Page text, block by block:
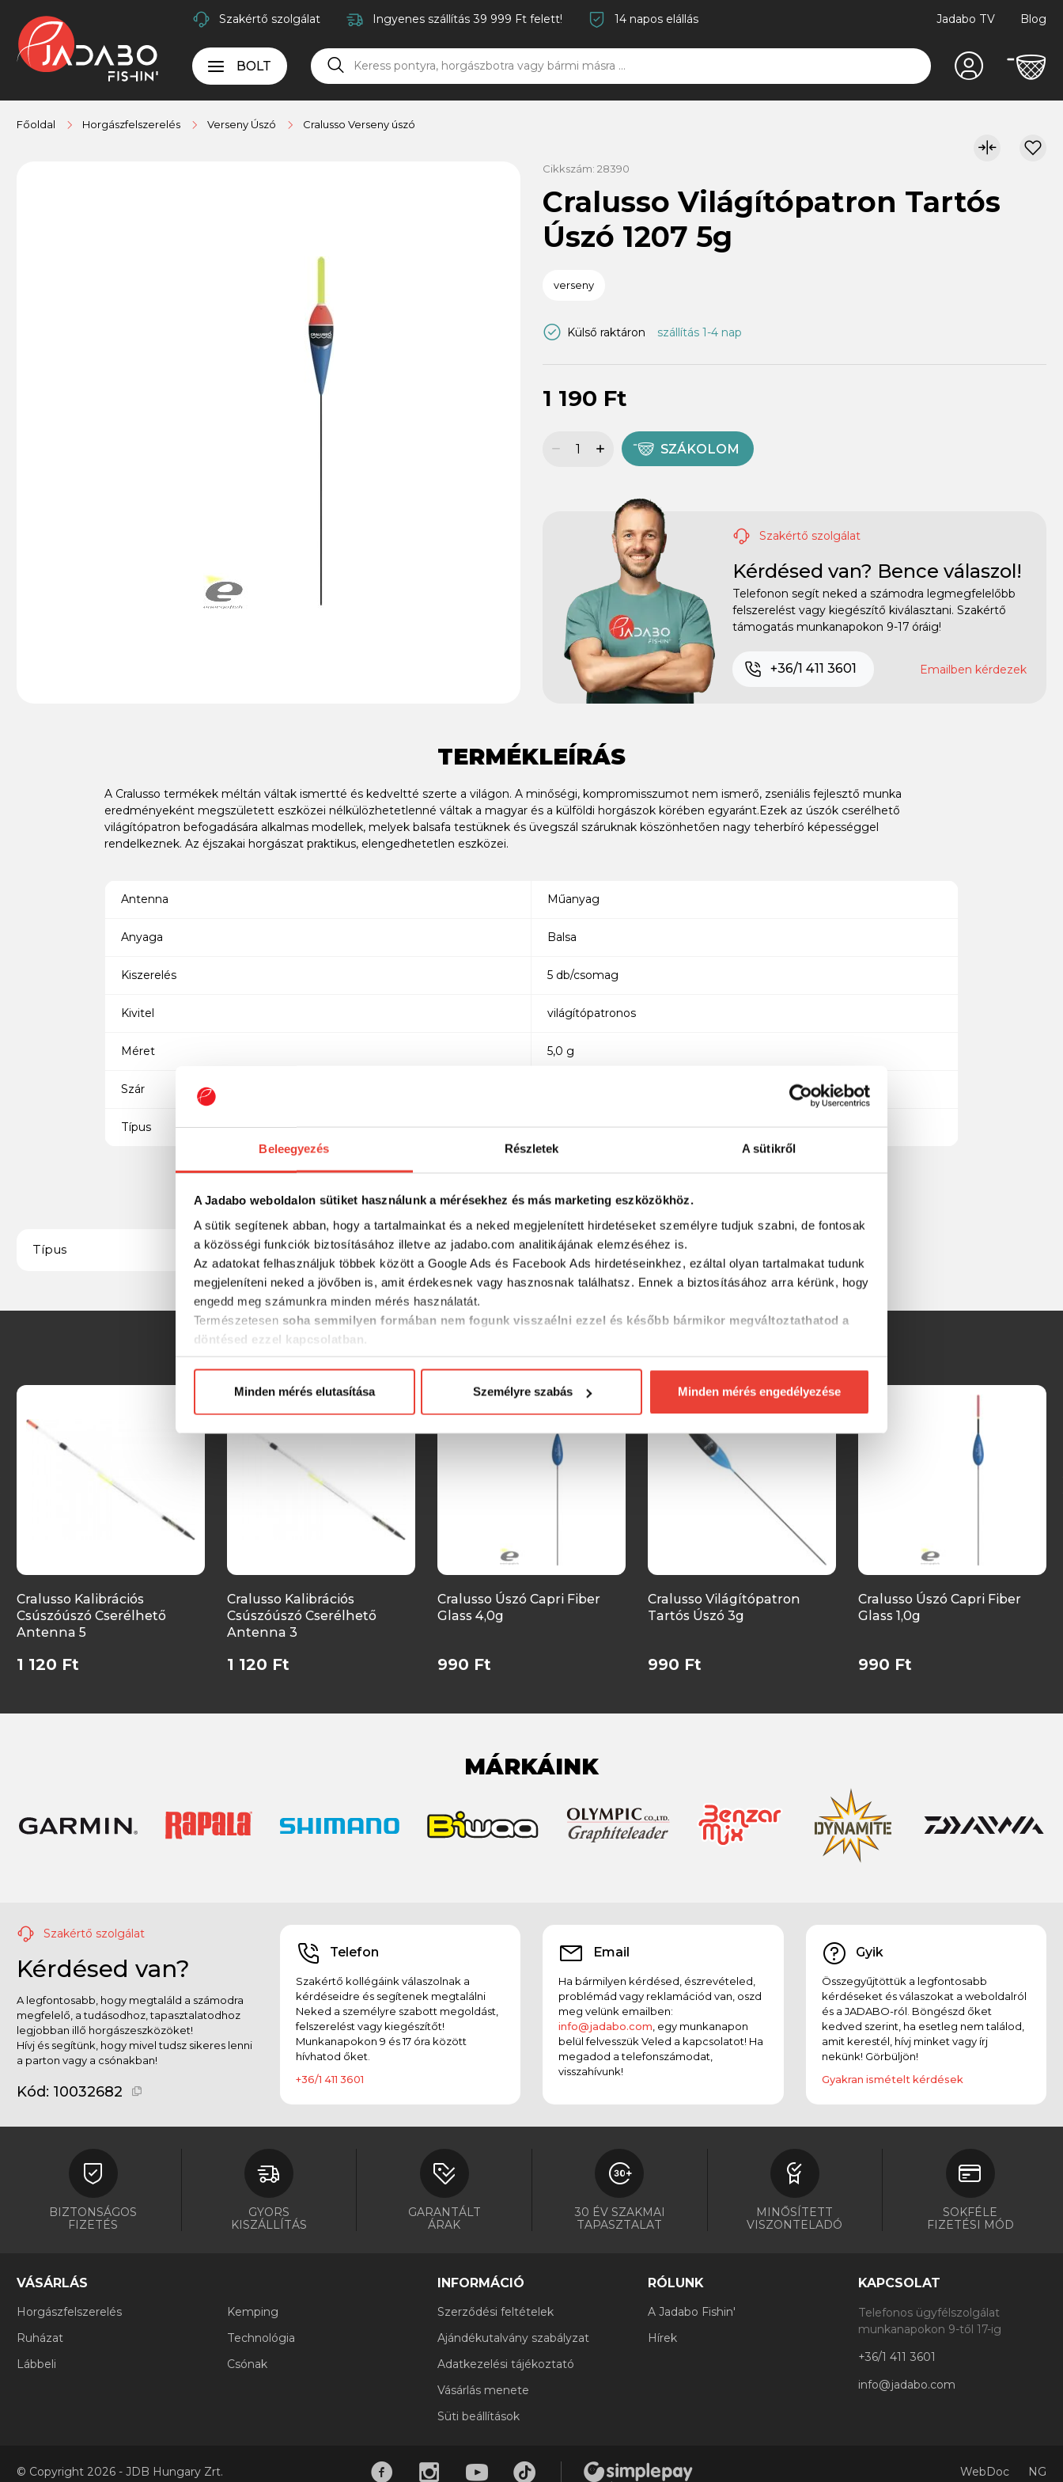
Beleegyezés Részletek A sütikről
A Jadabo weboldalon sütiket használunk a mérésekhez és más marketing eszközökhöz.
A sütik segítenek abban, hogy a tartalmainkat és a neked megjelenített hirdetéseket személyre tudjuk szabni, de fontosak
a közösségi funkciók biztosításához illetve az jadabo.com analitikájának elemzéséhez is.
Az adatokat felhasználjuk többek között a Google Ads és Facebook Ads hirdetéseinkhez, ezáltal olyan tartalmakat tudunk
megjeleníteni neked a jövőben is, amit érdekesnek vagy hasznosnak találhatsz. Ennek a biztosításához arra kérünk, hogy
engedd meg számunkra minden mérés használatát.
Természetesen soha semmilyen formában nem fogunk visszaélni ezzel és később bármikor megváltoztathatod a
döntésed ezzel kapcsolatban.
Előre is köszönjük!
Minden mérés elutasítása Személyre szabás Minden mérés engedélyezése
Szakértő szolgálat Ingyenes szállítás 39 999 Ft felett! 14 napos elállás Jadabo TV Blog
BOLT
Főoldal Horgászfelszerelés Verseny Úszó Cralusso Verseny úszó
Cikkszám: 28390
Cralusso Világítópatron Tartós
Úszó 1207 5g
verseny
Külső raktáron szállítás 1-4 nap
1 190 Ft
SZÁKOLOM
Szakértő szolgálat
Kérdésed van? Bence válaszol!
Telefonon segít neked a számodra legmegfelelőbb
felszerelést vagy kiegészítő kiválasztani. Szakértő
támogatás munkanapokon 9-17 óráig!
+36/1 411 3601 Emailben kérdezek
TERMÉKLEÍRÁS
A Cralusso termékek méltán váltak ismertté és kedveltté szerte a világon. A minőségi, kompromisszumot nem ismerő, zseniális fejlesztő munka
eredményeként megszületett eszközei nélkülözhetetlenné váltak a magyar és a külföldi horgászok körében egyaránt.Ezek az úszók cserélhető
világítópatron befogadására alkalmas modellek, melyek balsafa testüknek és üvegszál száruknak köszönhetően nagy teherbíró képességgel
rendelkeznek. Az éjszakai horgászat praktikus, elengedhetetlen eszközei.
Antenna Műanyag
Anyaga Balsa
Kiszerelés 5 db/csomag
Kivitel világítópatronos
Méret 5,0 g
Szár
Típus 1207
RÉSZLETES ADATOK
Típus Verseny
Cralusso Kalibrációs
Csúszóúszó Cserélhető
Antenna 5
1 120 Ft
Cralusso Kalibrációs
Csúszóúszó Cserélhető
Antenna 3
1 120 Ft
Cralusso Úszó Capri Fiber
Glass 4,0g
990 Ft
Cralusso Világítópatron
Tartós Úszó 3g
990 Ft
Cralusso Úszó Capri Fiber
Glass 1,0g
990 Ft
MÁRKÁINK
Szakértő szolgálat
Kérdésed van?
A legfontosabb, hogy megtaláld a számodra
megfelelő, a tudásodhoz, tapasztalatodhoz
legjobban illő horgászeszközöket!
Hívj és segítünk, hogy mivel tudsz sikeres lenni
a parton vagy a csónakban!
Kód: 10032682
Telefon
Szakértő kollégáink válaszolnak a
kérdéseidre és segítenek megtalálni
Neked a személyre szabott megoldást,
felszerelést vagy kiegészítőt!
Munkanapokon 9 és 17 óra között
hívhatod őket.
+36/1 411 3601
Email
Ha bármilyen kérdésed, észrevételed,
problémád vagy reklamációd van, oszd
meg velünk emailben:
info@jadabo.com , egy munkanapon
belül felvesszük Veled a kapcsolatot! Ha
megadod a telefonszámodat,
visszahívunk!
Gyik
Összegyűjtöttük a legfontosabb
kérdéseket és válaszokat a weboldalról
és a JADABO-ról. Böngészd őket
kedved szerint, ha esetleg nem találod,
amit kerestél, hívj minket vagy írj
nekünk! Görbüljön!
Gyakran ismételt kérdések
BIZTONSÁGOS
FIZETÉS
GYORS
KISZÁLLÍTÁS
GARANTÁLT
ÁRAK
30 ÉV SZAKMAI
TAPASZTALAT
MINŐSÍTETT
VISZONTELADÓ
SOKFÉLE
FIZETÉSI MÓD
VÁSÁRLÁS
Horgászfelszerelés
Ruházat
Lábbeli
Kemping
Technológia
Csónak
INFORMÁCIÓ
Szerződési feltételek
Ajándékutalvány szabályzat
Adatkezelési tájékoztató
Vásárlás menete
Süti beállítások
RÓLUNK
A Jadabo Fishin'
Hírek
KAPCSOLAT
Telefonos ügyfélszolgálat
munkanapokon 9-től 17-ig
+36/1 411 3601
info@jadabo.com
© Copyright 2026 - JDB Hungary Zrt. WebDoc NG